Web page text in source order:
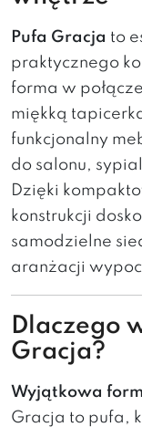
Pufa Gracja to
praktycznego
forma w
miękką
funkcjonalny
do salonu,
Dzięki
konstrukcji
samodzielne
aranżacji
Dlaczego
Gracja?
Wyjątkowa
Gracja to pufa,